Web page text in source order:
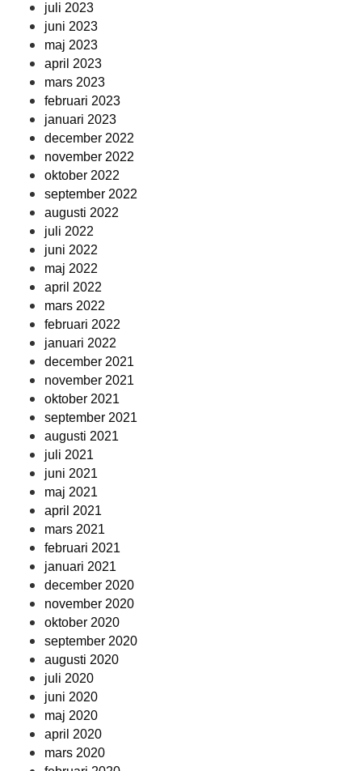
juli 2023
juni 2023
maj 2023
april 2023
mars 2023
februari 2023
januari 2023
december 2022
november 2022
oktober 2022
september 2022
augusti 2022
juli 2022
juni 2022
maj 2022
april 2022
mars 2022
februari 2022
januari 2022
december 2021
november 2021
oktober 2021
september 2021
augusti 2021
juli 2021
juni 2021
maj 2021
april 2021
mars 2021
februari 2021
januari 2021
december 2020
november 2020
oktober 2020
september 2020
augusti 2020
juli 2020
juni 2020
maj 2020
april 2020
mars 2020